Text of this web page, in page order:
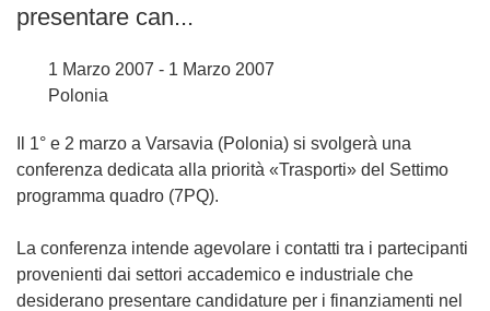
presentare can...
1 Marzo 2007 - 1 Marzo 2007
Polonia
Il 1° e 2 marzo a Varsavia (Polonia) si svolgerà una
conferenza dedicata alla priorità «Trasporti» del Settimo
programma quadro (7PQ).
La conferenza intende agevolare i contatti tra i partecipanti
provenienti dai settori accademico e industriale che
desiderano presentare candidature per i finanziamenti nel